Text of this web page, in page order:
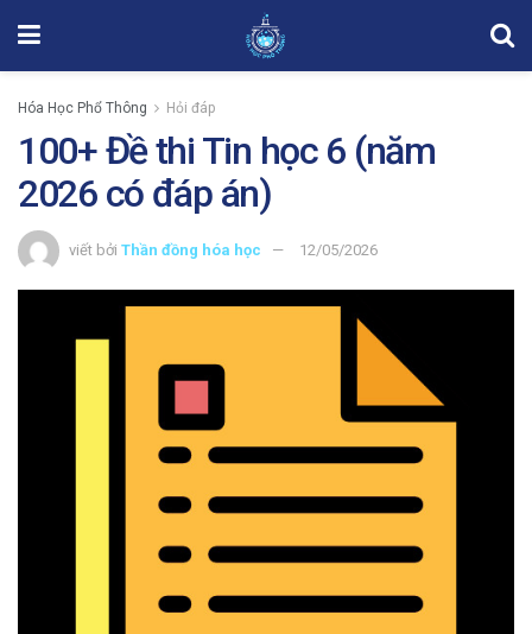
Hóa Học Phổ Thông Hỏi đáp
100+ Đề thi Tin học 6 (năm
2026 có đáp án)
viết bởi Thần đồng hóa học 12/05/2026